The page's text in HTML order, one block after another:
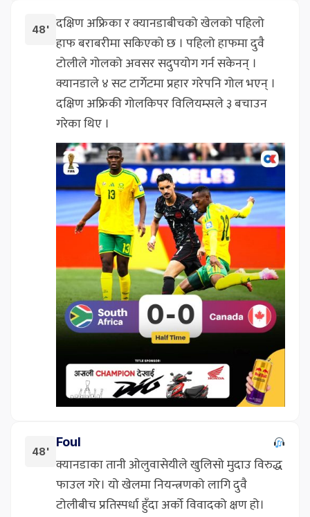
48' दक्षिण अफ्रिका र क्यानडाबीचको खेलको पहिलो
हाफ बराबरीमा सकिएको छ । पहिलो हाफमा दुवै
टोलीले गोलको अवसर सदुपयोग गर्न सकेनन् ।
क्यानडाले ४ सट टार्गेटमा प्रहार गरेपनि गोल भएन् ।
दक्षिण अफ्रिकी गोलकिपर विलियम्सले ३ बचाउन
गरेका थिए ।
48'
Foul
क्यानडाका तानी ओलुवासेयीले खुलिसो मुदाउ विरुद्ध
फाउल गरे। यो खेलमा नियन्त्रणको लागि दुवै
टोलीबीच प्रतिस्पर्धा हुँदा अर्को विवादको क्षण हो।